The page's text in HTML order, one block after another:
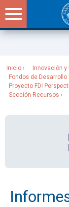
Inicio Innovación
Fondos de
Proyecto FDI
Sección Recursos